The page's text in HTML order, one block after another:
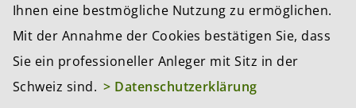
Ihnen eine bestmögliche Nutzung zu ermöglichen.
Mit der Annahme der Cookies bestätigen Sie, dass
Sie ein professioneller Anleger mit Sitz in der
Schweiz sind. > Datenschutzerklärung